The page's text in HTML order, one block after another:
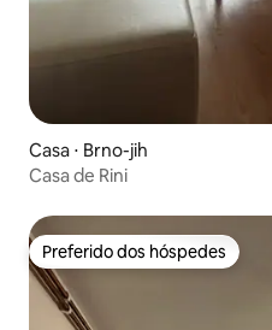
Casa ⋅ Brno-jih
Casa de Rini
Preferido dos hóspedes
Preferido dos hóspedes